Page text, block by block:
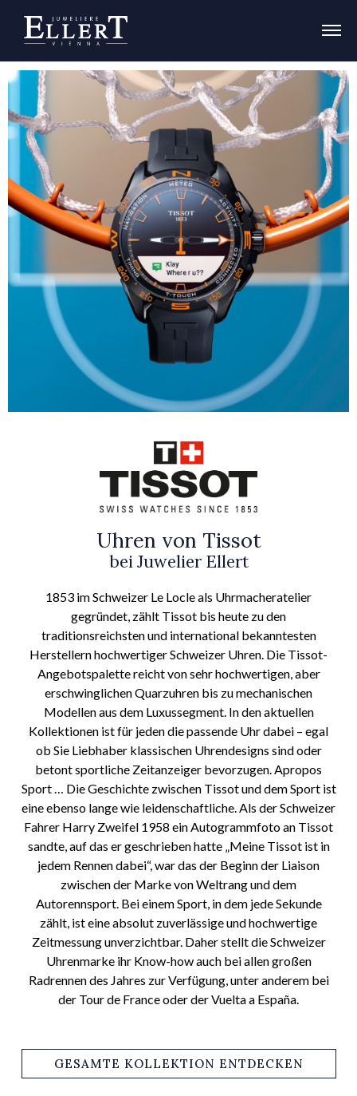
Uhren von Tissot
bei Juwelier Ellert
1853 im Schweizer Le Locle als Uhrmacheratelier
gegründet, zählt Tissot bis heute zu den
traditionsreichsten und international bekanntesten
Herstellern hochwertiger Schweizer Uhren. Die Tissot-
Angebotspalette reicht von sehr hochwertigen, aber
erschwinglichen Quarzuhren bis zu mechanischen
Modellen aus dem Luxussegment. In den aktuellen
Kollektionen ist für jeden die passende Uhr dabei – egal
ob Sie Liebhaber klassischen Uhrendesigns sind oder
betont sportliche Zeitanzeiger bevorzugen. Apropos
Sport … Die Geschichte zwischen Tissot und dem Sport ist
eine ebenso lange wie leidenschaftliche. Als der Schweizer
Fahrer Harry Zweifel 1958 ein Autogrammfoto an Tissot
sandte, auf das er geschrieben hatte „Meine Tissot ist in
jedem Rennen dabei“, war das der Beginn der Liaison
zwischen der Marke von Weltrang und dem
Autorennsport. Bei einem Sport, in dem jede Sekunde
zählt, ist eine absolut zuverlässige und hochwertige
Zeitmessung unverzichtbar. Daher stellt die Schweizer
Uhrenmarke ihr Know-how auch bei allen großen
Radrennen des Jahres zur Verfügung, unter anderem bei
der Tour de France oder der Vuelta a España.
GESAMTE KOLLEKTION ENTDECKEN